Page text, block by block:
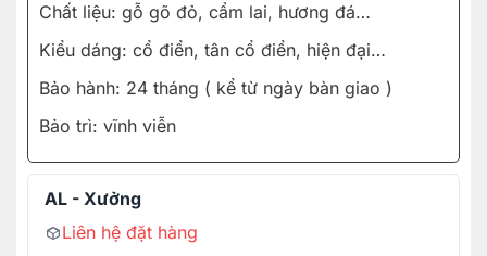
Chất liệu: gỗ gõ đỏ, cẩm lai, hương đá…
Kiểu dáng: cổ điển, tân cổ điển, hiện đại…
Bảo hành: 24 tháng ( kể từ ngày bàn giao )
Bảo trì: vĩnh viễn
AL - Xưởng
Liên hệ đặt hàng